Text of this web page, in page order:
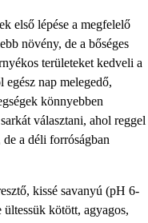
első lépése a megfelelő
növény, de a bőséges
területeket kedveli a
nap melegedő,
könnyebben
választani, ahol reggel
a déli forróságban
kissé savanyú (pH 6-
kötött, agyagos,